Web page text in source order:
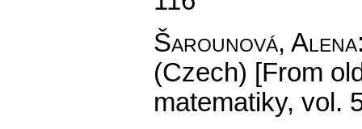
Šarounová, Alena
(Czech) [From
matematiky, vol.